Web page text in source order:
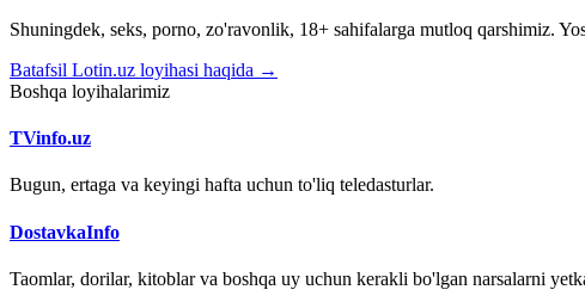
Shuningdek, seks, porno, zo'ravonlik, 18+ sahifalarga mutloq qarshimiz.
Batafsil Lotin.uz loyihasi haqida →
Boshqa loyihalarimiz
TVinfo.uz
Bugun, ertaga va keyingi hafta uchun to'liq teledasturlar.
DostavkaInfo
Taomlar, dorilar, kitoblar va boshqa uy uchun kerakli bo'lgan narsalarni